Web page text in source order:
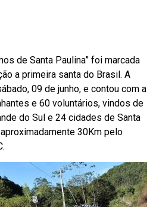
de Santa Paulina” foi marcada
a primeira santa do Brasil. A
09 de junho, e contou com a
e 60 voluntários, vindos de
do Sul e 24 cidades de Santa
30Km pelo